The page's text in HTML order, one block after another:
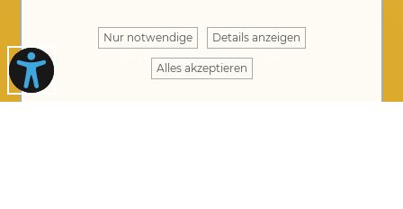
08230 8901-0
rathaus@gablingen.de
Nur notwendige Details anzeigen
Alles akzeptieren